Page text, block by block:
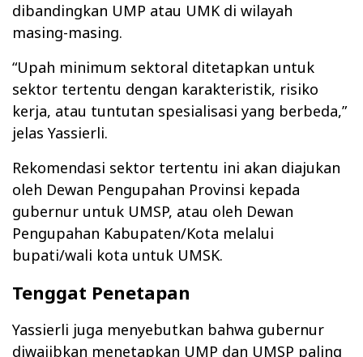
dibandingkan UMP atau UMK di wilayah
masing-masing.
“Upah minimum sektoral ditetapkan untuk
sektor tertentu dengan karakteristik, risiko
kerja, atau tuntutan spesialisasi yang berbeda,”
jelas Yassierli.
Rekomendasi sektor tertentu ini akan diajukan
oleh Dewan Pengupahan Provinsi kepada
gubernur untuk UMSP, atau oleh Dewan
Pengupahan Kabupaten/Kota melalui
bupati/wali kota untuk UMSK.
Tenggat Penetapan
Yassierli juga menyebutkan bahwa gubernur
diwajibkan menetapkan UMP dan UMSP paling